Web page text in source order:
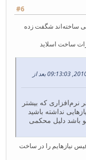
#6
ساخته‌اند شگفت زده
ساخت اسلاید
نقل قول از: محمود امین‌طوسی در می 06, 2010, 09:13:03 بعد از
که بیشتر
نداشته باشید
باشد دلیل محکمی
نیازهایم را در ساخت